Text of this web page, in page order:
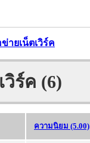
ายเน็ตเวิร์ค
วิร์ค (6)
ความนิยม (5.00)